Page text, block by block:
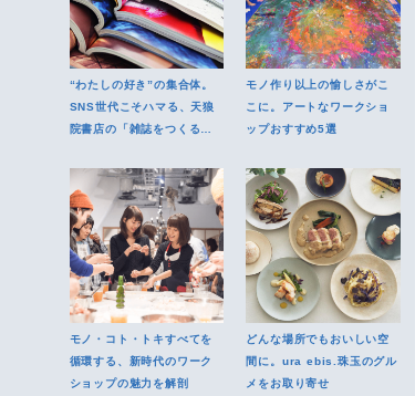
“わたしの好き”の集合体。
SNS世代こそハマる、天狼
院書店の「雑誌をつくるゼ
モノ作り以上の愉しさがこ
こに。アートなワークショ
ップおすすめ5選
モノ・コト・トキすべてを
循環する、新時代のワーク
ショップの魅力を解剖
どんな場所でもおいしい空
間に。ura ebis.珠玉のグル
メをお取り寄せ